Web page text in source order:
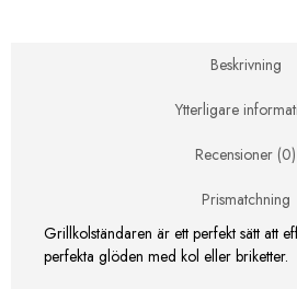
Beskrivning
Ytterligare
Recensioner (0)
Prismatchning
Grillkolständaren är ett perfekt sätt att
perfekta glöden med kol eller briketter.